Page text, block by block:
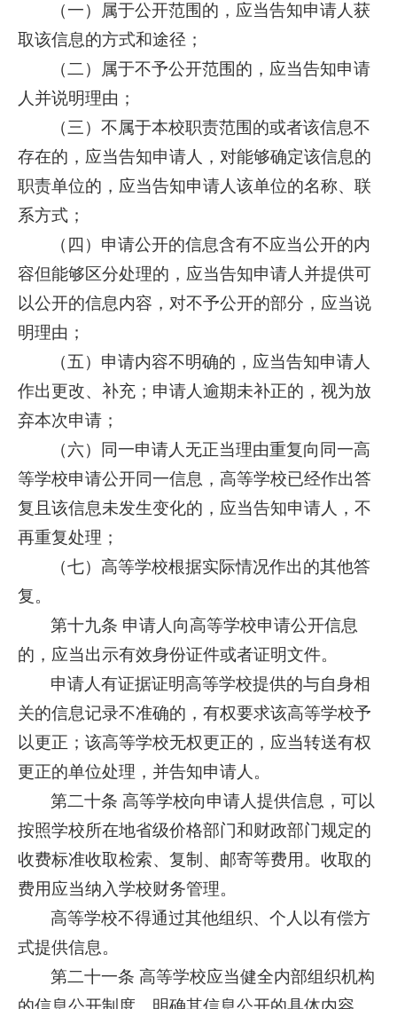
（一）属于公开范围的，应当告知申请人获
取该信息的方式和途径；
（二）属于不予公开范围的，应当告知申请
人并说明理由；
（三）不属于本校职责范围的或者该信息不
存在的，应当告知申请人，对能够确定该信息的
职责单位的，应当告知申请人该单位的名称、联
系方式；
（四）申请公开的信息含有不应当公开的内
容但能够区分处理的，应当告知申请人并提供可
以公开的信息内容，对不予公开的部分，应当说
明理由；
（五）申请内容不明确的，应当告知申请人
作出更改、补充；申请人逾期未补正的，视为放
弃本次申请；
（六）同一申请人无正当理由重复向同一高
等学校申请公开同一信息，高等学校已经作出答
复且该信息未发生变化的，应当告知申请人，不
再重复处理；
（七）高等学校根据实际情况作出的其他答
复。
第十九条 申请人向高等学校申请公开信息
的，应当出示有效身份证件或者证明文件。
申请人有证据证明高等学校提供的与自身相
关的信息记录不准确的，有权要求该高等学校予
以更正；该高等学校无权更正的，应当转送有权
更正的单位处理，并告知申请人。
第二十条 高等学校向申请人提供信息，可以
按照学校所在地省级价格部门和财政部门规定的
收费标准收取检索、复制、邮寄等费用。收取的
费用应当纳入学校财务管理。
高等学校不得通过其他组织、个人以有偿方
式提供信息。
第二十一条 高等学校应当健全内部组织机构